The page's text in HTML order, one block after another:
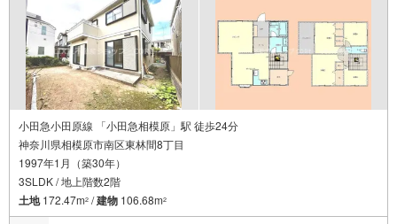
受
け
取
る
・
条
小田急小田原線 「小田急相模原」駅 徒歩24分
神奈川県相模原市南区東林間8丁目
1997年1月（築30年）
3SLDK / 地上階数2階
土地172.47m2 /建物 106.68m2